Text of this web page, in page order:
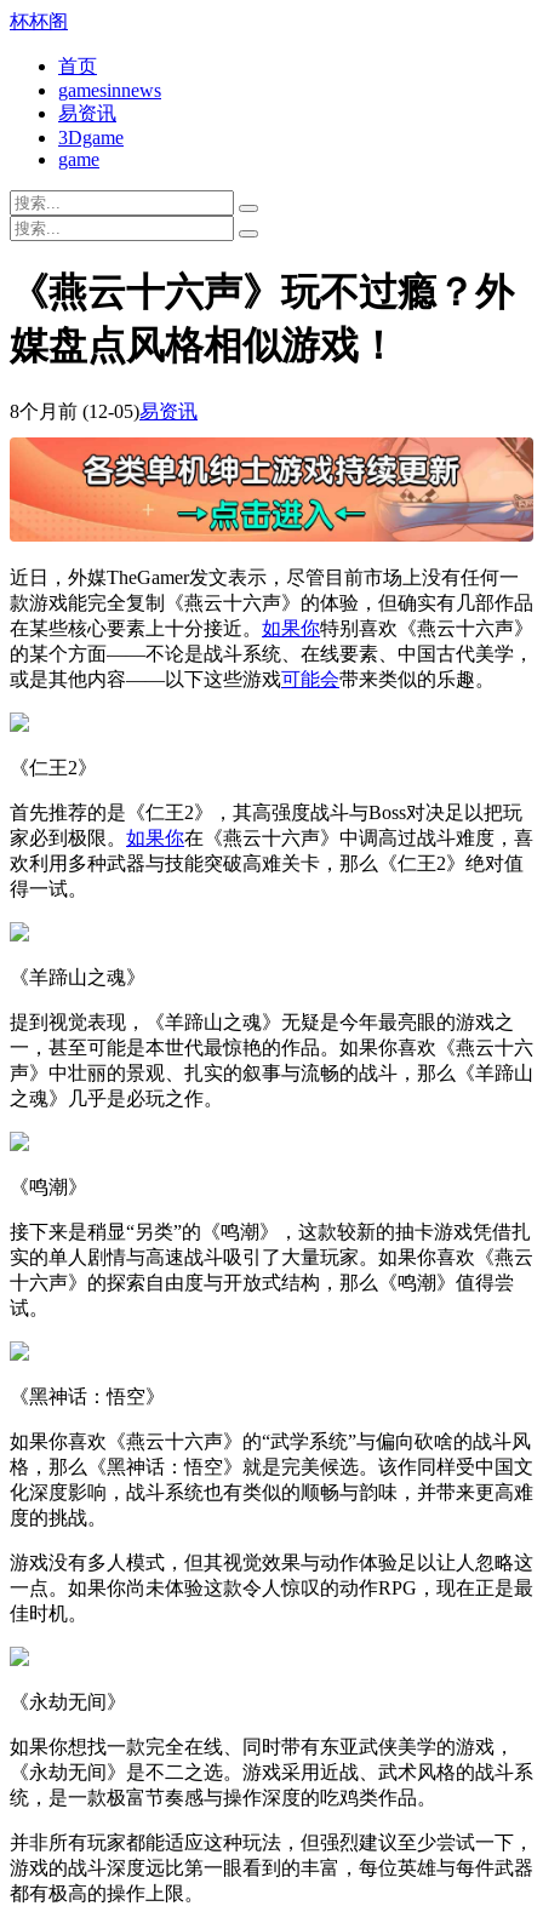
杯杯阁
首页
gamesinnews
易资讯
3Dgame
game
《燕云十六声》玩不过瘾？外
媒盘点风格相似游戏！
8个月前 (12-05)易资讯
近日，外媒TheGamer发文表示，尽管目前市场上没有任何一
款游戏能完全复制《燕云十六声》的体验，但确实有几部作品
在某些核心要素上十分接近。 如果你特别喜欢《燕云十六声》
的某个方面——不论是战斗系统、在线要素、中国古代美学，
或是其他内容——以下这些游戏可能会带来类似的乐趣。
《仁王2》
首先推荐的是《仁王2》，其高强度战斗与Boss对决足以把玩
家必到极限。 如果你在《燕云十六声》中调高过战斗难度，喜
欢利用多种武器与技能突破高难关卡，那么《仁王2》绝对值
得一试。
《羊蹄山之魂》
提到视觉表现，《羊蹄山之魂》无疑是今年最亮眼的游戏之
一，甚至可能是本世代最惊艳的作品。如果你喜欢《燕云十六
声》中壮丽的景观、扎实的叙事与流畅的战斗，那么《羊蹄山
之魂》几乎是必玩之作。
《鸣潮》
接下来是稍显“另类”的《鸣潮》，这款较新的抽卡游戏凭借扎
实的单人剧情与高速战斗吸引了大量玩家。如果你喜欢《燕云
十六声》的探索自由度与开放式结构，那么《鸣潮》值得尝
试。
《黑神话：悟空》
如果你喜欢《燕云十六声》的“武学系统”与偏向砍啥的战斗风
格，那么《黑神话：悟空》就是完美候选。该作同样受中国文
化深度影响，战斗系统也有类似的顺畅与韵味，并带来更高难
度的挑战。
游戏没有多人模式，但其视觉效果与动作体验足以让人忽略这
一点。如果你尚未体验这款令人惊叹的动作RPG，现在正是最
佳时机。
《永劫无间》
如果你想找一款完全在线、同时带有东亚武侠美学的游戏，
《永劫无间》是不二之选。游戏采用近战、武术风格的战斗系
统，是一款极富节奏感与操作深度的吃鸡类作品。
并非所有玩家都能适应这种玩法，但强烈建议至少尝试一下，
游戏的战斗深度远比第一眼看到的丰富，每位英雄与每件武器
都有极高的操作上限。